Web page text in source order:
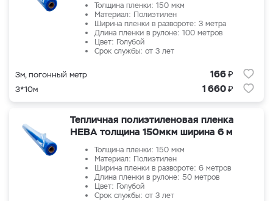
Толщина пленки: 150 мкм
Материал: Полиэтилен
Ширина пленки в развороте: 3 метра
Длина пленки в рулоне: 100 метров
Цвет: Голубой
Срок службы: от 3 лет
3м, погонный метр 166₽
3*10м 1 660₽
Тепличная полиэтиленовая пленка
НЕВА толщина 150мкм ширина 6 м
Толщина пленки: 150 мкм
Материал: Полиэтилен
Ширина пленки в развороте: 6 метров
Длина пленки в рулоне: 50 метров
Цвет: Голубой
Срок службы: от 3 лет